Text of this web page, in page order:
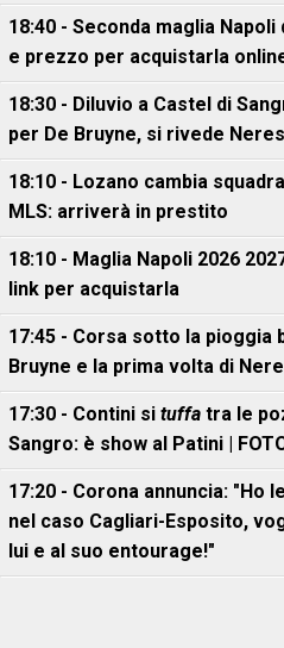
18:40 - Seconda maglia
e prezzo per acquistarla
18:30 - Diluvio a Castel di
per De Bruyne, si rivede Neres
18:10 - Lozano cambia
MLS: arriverà in prestito
18:10 - Maglia Napoli 2026
link per acquistarla
17:45 - Corsa sotto la pioggia
Bruyne e la prima volta di
17:30 - Contini si tuffa tra le
Sangro: è show al Patini |
17:20 - Corona annuncia: "Ho
nel caso Cagliari-Esposito,
lui e al suo entourage!"